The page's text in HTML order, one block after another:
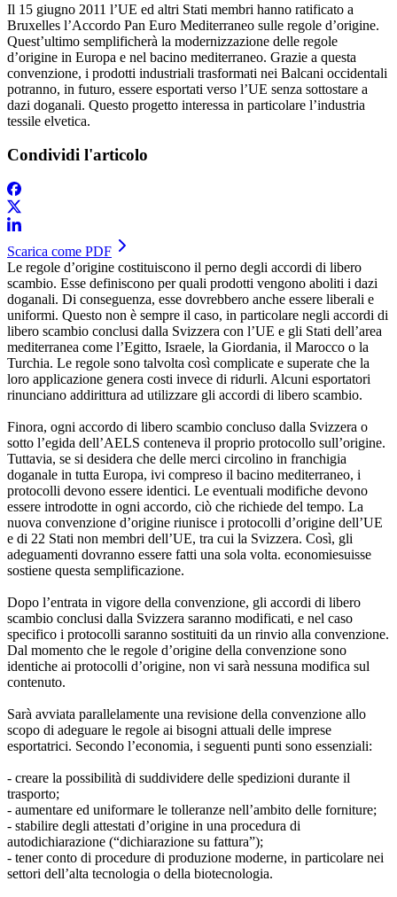
Il 15 giugno 2011 l’UE ed altri Stati membri hanno ratificato a
Bruxelles l’Accordo Pan Euro Mediterraneo sulle regole d’origine.
Quest’ultimo semplificherà la modernizzazione delle regole
d’origine in Europa e nel bacino mediterraneo. Grazie a questa
convenzione, i prodotti industriali trasformati nei Balcani occidentali
potranno, in futuro, essere esportati verso l’UE senza sottostare a
dazi doganali. Questo progetto interessa in particolare l’industria
tessile elvetica.
Condividi l'articolo
Scarica come PDF
Le regole d’origine costituiscono il perno degli accordi di libero
scambio. Esse definiscono per quali prodotti vengono aboliti i dazi
doganali. Di conseguenza, esse dovrebbero anche essere liberali e
uniformi. Questo non è sempre il caso, in particolare negli accordi di
libero scambio conclusi dalla Svizzera con l’UE e gli Stati dell’area
mediterranea come l’Egitto, Israele, la Giordania, il Marocco o la
Turchia. Le regole sono talvolta così complicate e superate che la
loro applicazione genera costi invece di ridurli. Alcuni esportatori
rinunciano addirittura ad utilizzare gli accordi di libero scambio.
Finora, ogni accordo di libero scambio concluso dalla Svizzera o
sotto l’egida dell’AELS conteneva il proprio protocollo sull’origine.
Tuttavia, se si desidera che delle merci circolino in franchigia
doganale in tutta Europa, ivi compreso il bacino mediterraneo, i
protocolli devono essere identici. Le eventuali modifiche devono
essere introdotte in ogni accordo, ciò che richiede del tempo. La
nuova convenzione d’origine riunisce i protocolli d’origine dell’UE
e di 22 Stati non membri dell’UE, tra cui la Svizzera. Così, gli
adeguamenti dovranno essere fatti una sola volta. economiesuisse
sostiene questa semplificazione.
Dopo l’entrata in vigore della convenzione, gli accordi di libero
scambio conclusi dalla Svizzera saranno modificati, e nel caso
specifico i protocolli saranno sostituiti da un rinvio alla convenzione.
Dal momento che le regole d’origine della convenzione sono
identiche ai protocolli d’origine, non vi sarà nessuna modifica sul
contenuto.
Sarà avviata parallelamente una revisione della convenzione allo
scopo di adeguare le regole ai bisogni attuali delle imprese
esportatrici. Secondo l’economia, i seguenti punti sono essenziali:
- creare la possibilità di suddividere delle spedizioni durante il
trasporto;
- aumentare ed uniformare le tolleranze nell’ambito delle forniture;
- stabilire degli attestati d’origine in una procedura di
autodichiarazione (“dichiarazione su fattura”);
- tener conto di procedure di produzione moderne, in particolare nei
settori dell’alta tecnologia o della biotecnologia.